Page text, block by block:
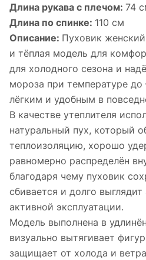
Длина рукава с плечом: 74
Длина по спинке: 110 см
Описание: Пуховик
и тёплая модель для
для холодного сезона и
мороза при температуре до
лёгким и удобным в
В качестве утеплителя
натуральный пух, который
теплоизоляцию, хорошо
равномерно распределён
благодаря чему пуховик
сбивается и долго
активной эксплуатации.
Модель выполнена в
визуально вытягивает
защищает от холода и